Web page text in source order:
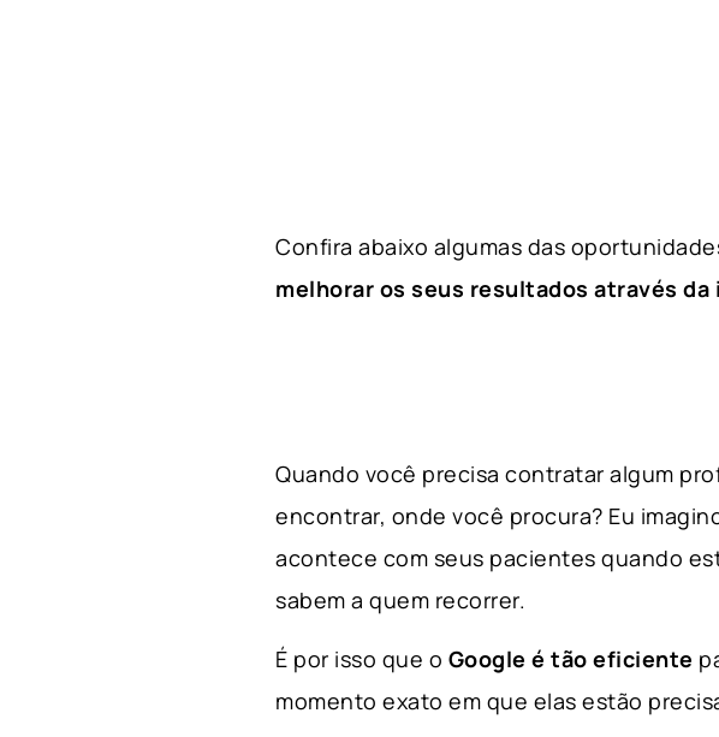
Confira abaixo algumas das
melhorar os seus resultados através
Quando você precisa contratar algum
encontrar, onde você procura? Eu
acontece com seus pacientes quando
sabem a quem recorrer.
É por isso que o Google é tão eficiente
momento exato em que elas estão